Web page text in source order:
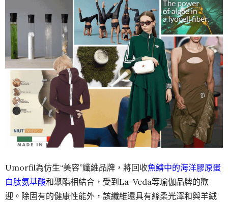
Umorfil為仿生“美容”纖維品牌，將回收魚鱗中的海洋膠原蛋
白肽氨基酸和聚酯相結合，受到La-Veda等瑜伽品牌的歡
迎。除固有的健康性能外，該纖維還具有絲柔光澤和與羊絨